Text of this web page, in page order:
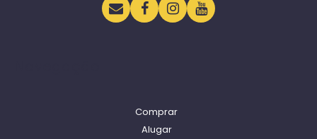
Comprar
Alugar